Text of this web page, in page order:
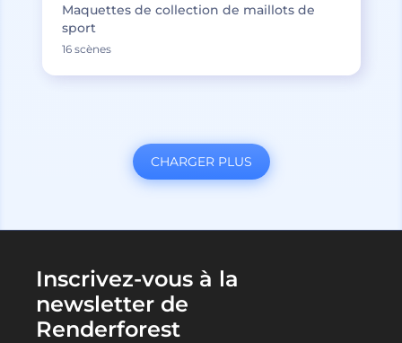
Maquettes de collection de maillots de
sport
16 scènes
CHARGER PLUS
Inscrivez-vous à la
newsletter de
Renderforest